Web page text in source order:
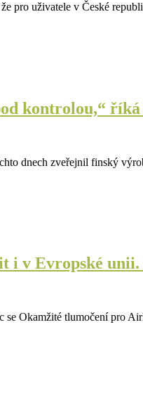
pro uživatele v České
kontrolou,“
dnech zveřejnil finský
i v Evropské
se Okamžité tlumočení pro